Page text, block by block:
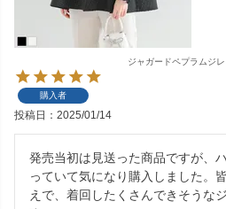
ジャガードペプラムジレ
購入者
投稿日 2025/01/14
発売当初は見送った商品ですが、
っていて気になり購入しました。
えで、着回したくさんできそうな